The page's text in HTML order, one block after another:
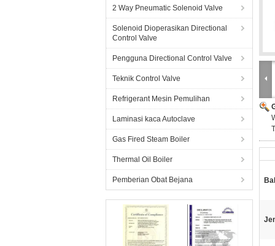
2 Way Pneumatic Solenoid Valve
Solenoid Dioperasikan Directional
Control Valve
Pengguna Directional Control Valve
Teknik Control Valve
Refrigerant Mesin Pemulihan
Laminasi kaca Autoclave
Gas Fired Steam Boiler
Thermal Oil Boiler
Pemberian Obat Bejana